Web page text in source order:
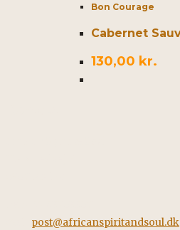
Bon Courage
130,00 kr.
post@africanspiritandsoul.dk